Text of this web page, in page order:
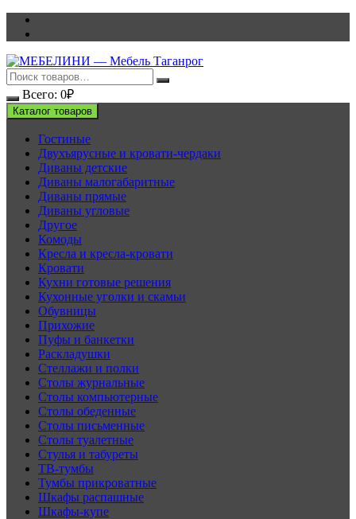
Перейти
Всего: 0₽
Каталог товаров
Гостиные
Двухъярусные и кровати-чердаки
Диваны детские
Диваны малогабаритные
Диваны прямые
Диваны угловые
Другое
Комоды
Кресла и кресла-кровати
Кровати
Кухни готовые решения
Кухонные уголки и скамьи
Обувницы
Прихожие
Пуфы и банкетки
Раскладушки
Стеллажи и полки
Столы журнальные
Столы компьютерные
Столы обеденные
Столы письменные
Столы туалетные
Стулья и табуреты
ТВ-тумбы
Тумбы прикроватные
Шкафы распашные
Шкафы-купе